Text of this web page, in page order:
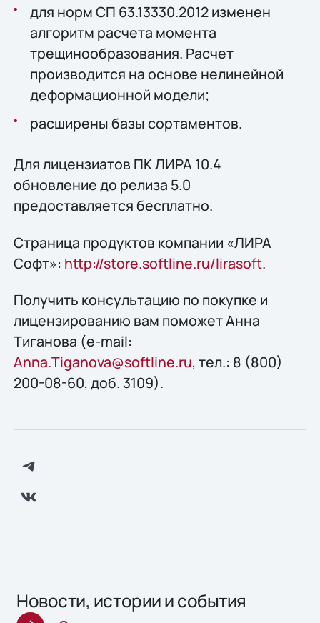
для норм СП 63.13330.2012 изменен
алгоритм расчета момента
трещинообразования. Расчет
производится на основе нелинейной
деформационной модели;
расширены базы сортаментов.
Для лицензиатов ПК ЛИРА 10.4
обновление до релиза 5.0
предоставляется бесплатно.
Страница продуктов компании «ЛИРА
Софт»: http://store.softline.ru/lirasoft.
Получить консультацию по покупке и
лицензированию вам поможет Анна
Тиганова (e-mail:
Anna.Tiganova@softline.ru, тел.: 8 (800)
200-08-60, доб. 3109).
Новости, истории и события